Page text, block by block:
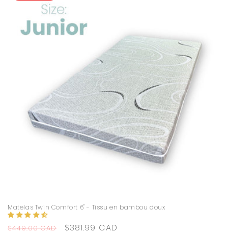
Matelas Twin Comfort 6" - Tissu en bambou doux
Prix
$449.00 CAD
Prix
$381.99 CAD